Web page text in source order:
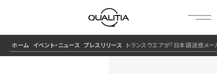
ホーム イベント・ニュース プレスリリース トランスウエアが「日本語迷惑メ